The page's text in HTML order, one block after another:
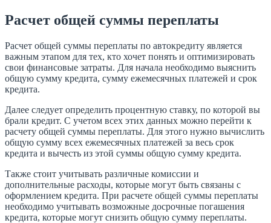
Расчет общей суммы переплаты
Расчет общей суммы переплаты по автокредиту является
важным этапом для тех, кто хочет понять и оптимизировать
свои финансовые затраты. Для начала необходимо выяснить
общую сумму кредита, сумму ежемесячных платежей и срок
кредита.
Далее следует определить процентную ставку, по которой вы
брали кредит. С учетом всех этих данных можно перейти к
расчету общей суммы переплаты. Для этого нужно вычислить
общую сумму всех ежемесячных платежей за весь срок
кредита и вычесть из этой суммы общую сумму кредита.
Также стоит учитывать различные комиссии и
дополнительные расходы, которые могут быть связаны с
оформлением кредита. При расчете общей суммы переплаты
необходимо учитывать возможные досрочные погашения
кредита, которые могут снизить общую сумму переплаты.